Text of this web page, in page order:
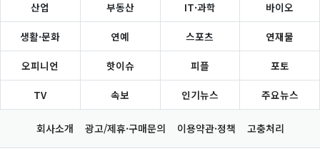
산업 부동산 IT·과학 바이오
생활·문화 연예 스포츠 연재물
오피니언 핫이슈 피플 포토
TV 속보 인기뉴스 주요뉴스
회사소개 광고/제휴·구매문의 이용약관·정책 고충처리